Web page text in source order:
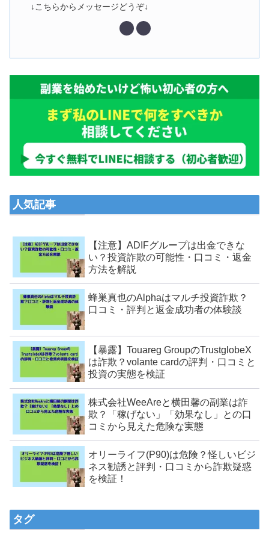
↓こちらからメッセージどうぞ↓
人気記事
【注意】ADIFグループは出金できな
い？投資詐欺の可能性・口コミ・返金
方法を解説
蜂巣真也のAlphaはマルチ投資詐欺？
口コミ・評判と返金成功者の体験談
【暴露】Touareg GroupのTrustglobeX
は詐欺？volante cardの評判・口コミと
投資の実態を検証
株式会社WeeAreと横田馨の副業は詐
欺？「稼げない」「効果なし」との口
コミから見えた危険な実態
オリーライフ(P90)は危険？怪しいビジ
ネス勧誘と評判・口コミから詐欺疑惑
を検証！
タグ